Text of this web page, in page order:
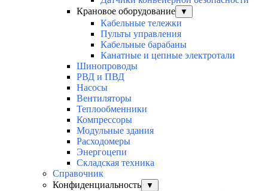
Крановое оборудование
▼
Кабельные тележки
Пульты управления
Кабельные барабаны
Канатные и цепные электротали
Шинопроводы
РВД и ПВД
Насосы
Вентиляторы
Теплообменники
Компрессоры
Модульные здания
Расходомеры
Энергоцепи
Складская техника
Справочник
Конфиденциальность
▼